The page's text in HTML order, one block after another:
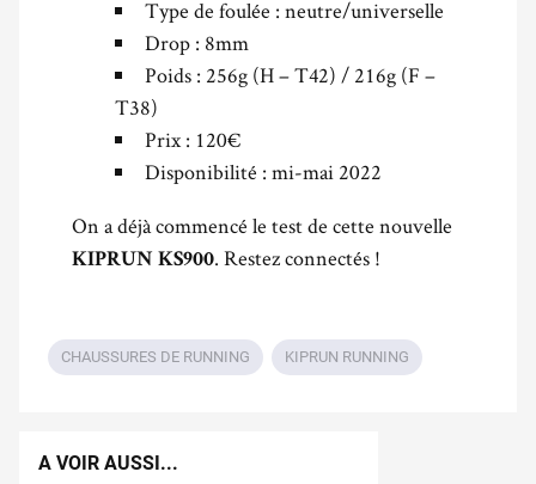
Type de foulée : neutre/universelle
Drop : 8mm
Poids : 256g (H – T42) / 216g (F –
T38)
Prix : 120€
Disponibilité : mi-mai 2022
On a déjà commencé le test de cette nouvelle
KIPRUN KS900. Restez connectés !
CHAUSSURES DE RUNNING KIPRUN RUNNING
A VOIR AUSSI...